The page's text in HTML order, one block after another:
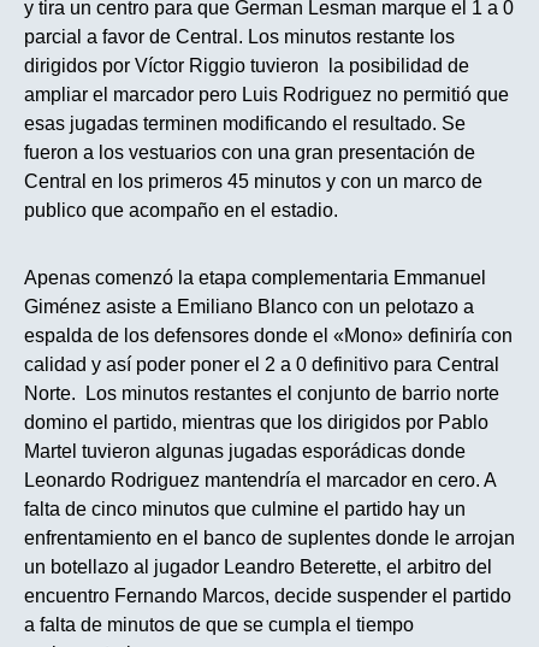
y tira un centro para que German Lesman marque el 1 a 0
parcial a favor de Central. Los minutos restante los
dirigidos por Víctor Riggio tuvieron la posibilidad de
ampliar el marcador pero Luis Rodriguez no permitió que
esas jugadas terminen modificando el resultado. Se
fueron a los vestuarios con una gran presentación de
Central en los primeros 45 minutos y con un marco de
publico que acompaño en el estadio.
Apenas comenzó la etapa complementaria Emmanuel
Giménez asiste a Emiliano Blanco con un pelotazo a
espalda de los defensores donde el «Mono» definiría con
calidad y así poder poner el 2 a 0 definitivo para Central
Norte. Los minutos restantes el conjunto de barrio norte
domino el partido, mientras que los dirigidos por Pablo
Martel tuvieron algunas jugadas esporádicas donde
Leonardo Rodriguez mantendría el marcador en cero. A
falta de cinco minutos que culmine el partido hay un
enfrentamiento en el banco de suplentes donde le arrojan
un botellazo al jugador Leandro Beterette, el arbitro del
encuentro Fernando Marcos, decide suspender el partido
a falta de minutos de que se cumpla el tiempo